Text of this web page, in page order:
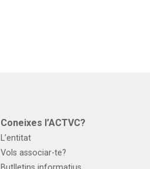
Coneixes l’ACTVC?
L’entitat
Vols associar-te?